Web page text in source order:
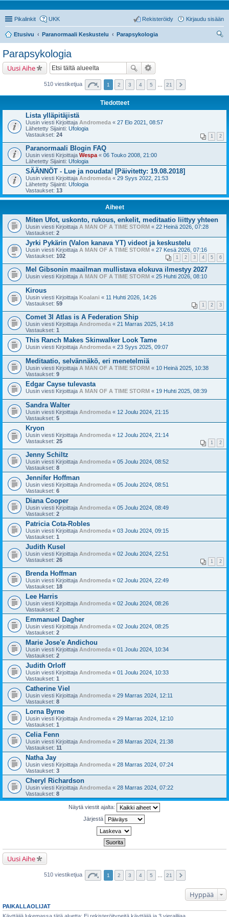
Pikalinkit UKK Kirjaudu sisään
Rekisteröidy
Etusivu Paranormaali Keskustelu
Parapsykologia
Parapsykologia
Uusi Aihe
510 viestiketjua 1 2 3 4 5 21
Tiedotteet
Lista ylläpitäjistä
Uusin viesti Kirjoittaja Andromeda « 27 Elo 2021, 08:57
Lähetetty Sijainti: Ufologia
Vastaukset: 24 1 2
Paranormaali Blogin FAQ
Uusin viesti Kirjoittaja Wespa « 06 Touko 2008, 21:00
Lähetetty Sijainti: Ufologia
SÄÄNNÖT - Lue ja noudata! [Päivitetty: 19.08.2018]
Uusin viesti Kirjoittaja Andromeda « 29 Syys 2022, 21:53
Lähetetty Sijainti: Ufologia
Vastaukset: 13
Aiheet
Miten Ufot, uskonto, rukous, enkelit, meditaatio liittyy yhteen
Uusin viesti Kirjoittaja A MAN OF A TIME STORM « 22 Heinä 2026, 07:28
Vastaukset: 2
Jyrki Pykärin (Valon kanava YT) videot ja keskustelu
Uusin viesti Kirjoittaja A MAN OF A TIME STORM « 27 Kesä 2026, 07:16
Vastaukset: 102 1 2 3 4 5 6
Mel Gibsonin maailman mullistava elokuva ilmestyy 2027
Uusin viesti Kirjoittaja A MAN OF A TIME STORM « 25 Huhti 2026, 08:10
Kirous
Uusin viesti Kirjoittaja Koalani « 11 Huhti 2026, 14:26
Vastaukset: 59 1 2 3
Comet 3l Atlas is A Federation Ship
Uusin viesti Kirjoittaja Andromeda « 21 Marras 2025, 14:18
Vastaukset: 1
This Ranch Makes Skinwalker Look Tame
Uusin viesti Kirjoittaja Andromeda « 23 Syys 2025, 09:07
Meditaatio, selvännäkö, eri menetelmiä
Uusin viesti Kirjoittaja A MAN OF A TIME STORM « 10 Heinä 2025, 10:38
Vastaukset: 9
Edgar Cayse tulevasta
Uusin viesti Kirjoittaja A MAN OF A TIME STORM « 19 Huhti 2025, 08:39
Sandra Walter
Uusin viesti Kirjoittaja Andromeda « 12 Joulu 2024, 21:15
Vastaukset: 5
Kryon
Uusin viesti Kirjoittaja Andromeda « 12 Joulu 2024, 21:14
Vastaukset: 25 1 2
Jenny Schiltz
Uusin viesti Kirjoittaja Andromeda « 05 Joulu 2024, 08:52
Vastaukset: 8
Jennifer Hoffman
Uusin viesti Kirjoittaja Andromeda « 05 Joulu 2024, 08:51
Vastaukset: 6
Diana Cooper
Uusin viesti Kirjoittaja Andromeda « 05 Joulu 2024, 08:49
Vastaukset: 2
Patricia Cota-Robles
Uusin viesti Kirjoittaja Andromeda « 03 Joulu 2024, 09:15
Vastaukset: 1
Judith Kusel
Uusin viesti Kirjoittaja Andromeda « 02 Joulu 2024, 22:51
Vastaukset: 26 1 2
Brenda Hoffman
Uusin viesti Kirjoittaja Andromeda « 02 Joulu 2024, 22:49
Vastaukset: 18
Lee Harris
Uusin viesti Kirjoittaja Andromeda « 02 Joulu 2024, 08:26
Vastaukset: 2
Emmanuel Dagher
Uusin viesti Kirjoittaja Andromeda « 02 Joulu 2024, 08:25
Vastaukset: 2
Marie Jose'e Andichou
Uusin viesti Kirjoittaja Andromeda « 01 Joulu 2024, 10:34
Vastaukset: 2
Judith Orloff
Uusin viesti Kirjoittaja Andromeda « 01 Joulu 2024, 10:33
Vastaukset: 1
Catherine Viel
Uusin viesti Kirjoittaja Andromeda « 29 Marras 2024, 12:11
Vastaukset: 8
Lorna Byrne
Uusin viesti Kirjoittaja Andromeda « 29 Marras 2024, 12:10
Vastaukset: 1
Celia Fenn
Uusin viesti Kirjoittaja Andromeda « 28 Marras 2024, 21:38
Vastaukset: 11
Natha Jay
Uusin viesti Kirjoittaja Andromeda « 28 Marras 2024, 07:24
Vastaukset: 3
Cheryl Richardson
Uusin viesti Kirjoittaja Andromeda « 28 Marras 2024, 07:22
Vastaukset: 8
Näytä viestit ajalta:
Järjestä
Uusi Aihe
510 viestiketjua 1 2 3 4 5 21
Hyppää
PAIKALLAOLIJAT